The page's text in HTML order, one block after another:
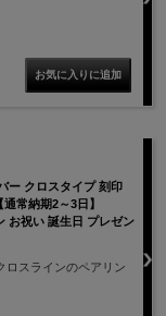
ー クロスタイプ 刻印
常納期2～3日】
お祝い 誕生日 プレゼン
ロスラインのペアリン